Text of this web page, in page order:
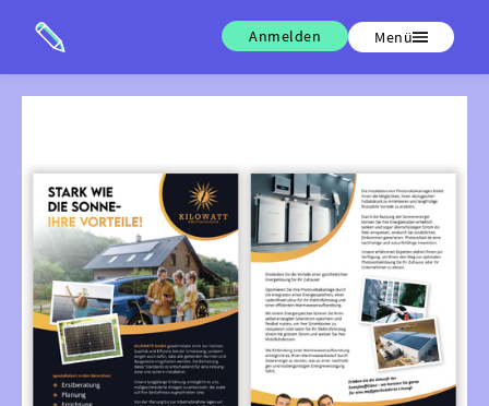
Anmelden Menü